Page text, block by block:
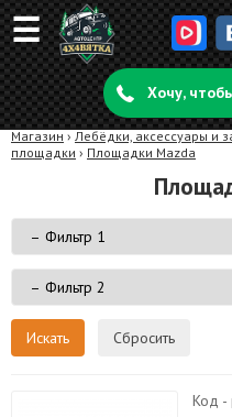
☰
Хочу,
Магазин › Лебёдки, аксессуары и
площадки › Площадки Mazda
Сбросить
Код -